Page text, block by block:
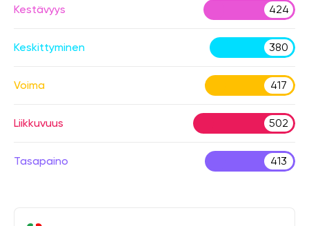
Kestävyys 424
Keskittyminen 380
Voima 417
Liikkuvuus 502
Tasapaino 413